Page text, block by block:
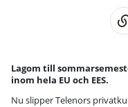
Lagom till
inom hela EU och EES.
Nu slipper Telenors